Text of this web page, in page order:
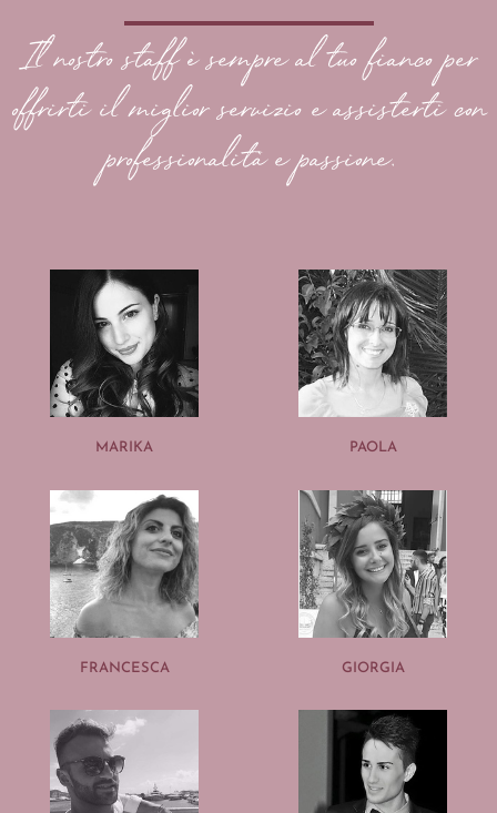
Il nostro staff è sempre al tuo fianco per
offrirti il miglior servizio e assisterti con
professionalità e passione.
MARIKA PAOLA
FRANCESCA GIORGIA